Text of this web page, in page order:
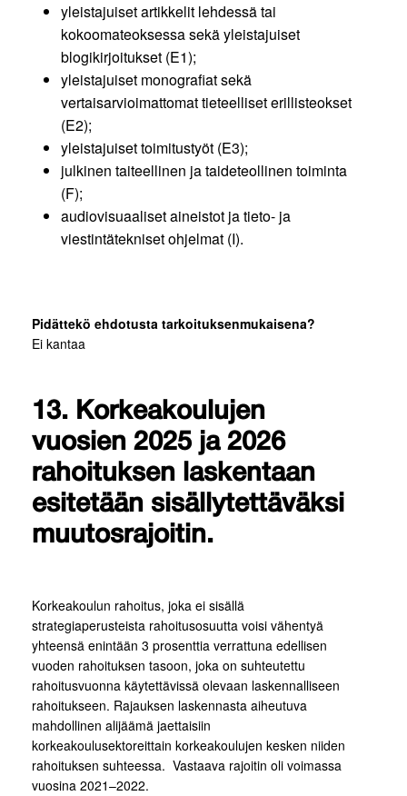
yleistajuiset artikkelit lehdessä tai
kokoomateoksessa sekä yleistajuiset
blogikirjoitukset (E1);
yleistajuiset monografiat sekä
vertaisarvioimattomat tieteelliset erillisteokset
(E2);
yleistajuiset toimitustyöt (E3);
julkinen taiteellinen ja taideteollinen toiminta
(F);
audiovisuaaliset aineistot ja tieto- ja
viestintätekniset ohjelmat (I).
Pidättekö ehdotusta tarkoituksenmukaisena?
Ei kantaa
13. Korkeakoulujen
vuosien 2025 ja 2026
rahoituksen laskentaan
esitetään sisällytettäväksi
muutosrajoitin.
Korkeakoulun rahoitus, joka ei sisällä
strategiaperusteista rahoitusosuutta voisi vähentyä
yhteensä enintään 3 prosenttia verrattuna edellisen
vuoden rahoituksen tasoon, joka on suhteutettu
rahoitusvuonna käytettävissä olevaan laskennalliseen
rahoitukseen. Rajauksen laskennasta aiheutuva
mahdollinen alijäämä jaettaisiin
korkeakoulusektoreittain korkeakoulujen kesken niiden
rahoituksen suhteessa. Vastaava rajoitin oli voimassa
vuosina 2021–2022.